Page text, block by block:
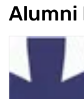
Alumni